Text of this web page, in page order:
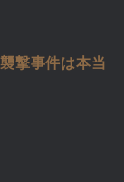
撃事件は本当